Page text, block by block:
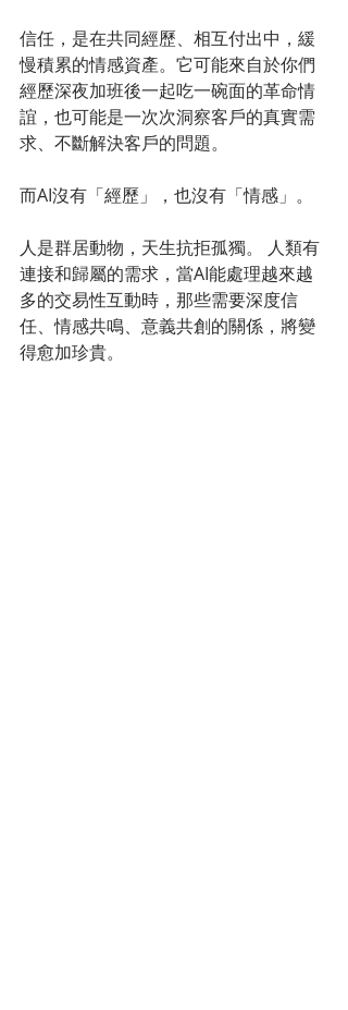
信任，是在共同經歷、相互付出中，緩
慢積累的情感資產。它可能來自於你們
經歷深夜加班後一起吃一碗面的革命情
誼，也可能是一次次洞察客戶的真實需
求、不斷解決客戶的問題。
而AI沒有「經歷」，也沒有「情感」。
人是群居動物，天生抗拒孤獨。 人類有
連接和歸屬的需求，當AI能處理越來越
多的交易性互動時，那些需要深度信
任、情感共鳴、意義共創的關係，將變
得愈加珍貴。